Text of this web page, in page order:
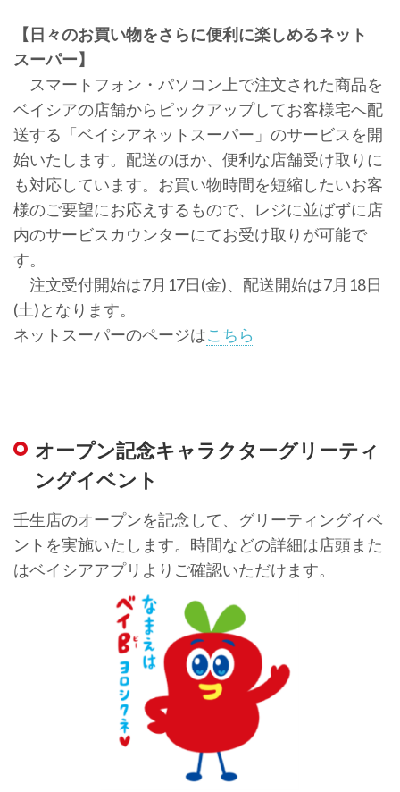
【日々のお買い物をさらに便利に楽しめるネット
スーパー】
スマートフォン・パソコン上で注文された商品を
ベイシアの店舗からピックアップしてお客様宅へ配
送する「ベイシアネットスーパー」のサービスを開
始いたします。配送のほか、便利な店舗受け取りに
も対応しています。お買い物時間を短縮したいお客
様のご要望にお応えするもので、レジに並ばずに店
内のサービスカウンターにてお受け取りが可能で
す。
注文受付開始は7月17日(金)、配送開始は7月18日
(土)となります。
ネットスーパーのページはこちら
オープン記念キャラクターグリーティ
ングイベント
壬生店のオープンを記念して、グリーティングイベ
ントを実施いたします。時間などの詳細は店頭また
はベイシアアプリよりご確認いただけます。